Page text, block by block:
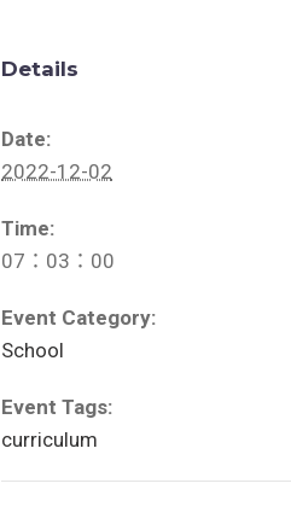
Details
Date:
2022-12-02
Time:
07：03：00
Event Category:
School
Event Tags:
curriculum